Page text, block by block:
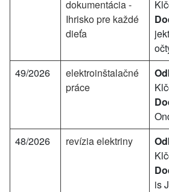
dokumentácia -
Ihrisko pre každé
dieťa
49/2026
elektroinštalačné
práce
48/2026 revízia elektriny
is